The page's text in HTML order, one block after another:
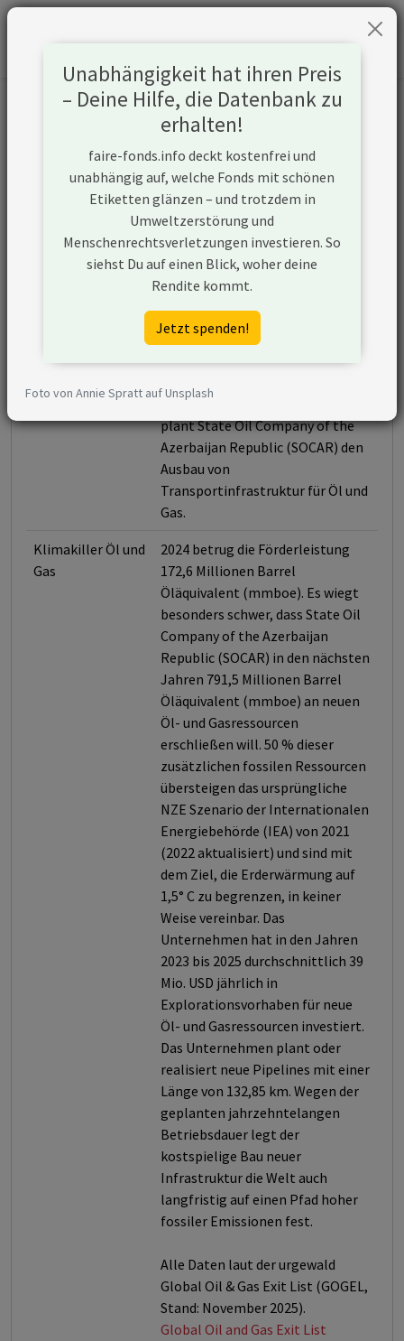
Informationen zum Unternehmen
State Oil Company of the
Azerbaijan Republic (SOCAR)
https://socar.az
Konflikte
Kurzbeschreibung
State Oil Company of the
Azerbaijan Republic (SOCAR) ist
ein Unternehmen aus
Gasförderung aktiv ist. Zudem
plant State Oil Company of the
Azerbaijan Republic (SOCAR) den
Ausbau von
Transportinfrastruktur für Öl und
Gas.
Klimakiller Öl und
Gas
2024 betrug die Förderleistung
172,6 Millionen Barrel
Öläquivalent (mmboe). Es wiegt
besonders schwer, dass State Oil
Company of the Azerbaijan
Republic (SOCAR) in den nächsten
Jahren 791,5 Millionen Barrel
Öläquivalent (mmboe) an neuen
Öl- und Gasressourcen
erschließen will. 50 % dieser
zusätzlichen fossilen Ressourcen
übersteigen das ursprüngliche
NZE Szenario der Internationalen
Energiebehörde (IEA) von 2021
(2022 aktualisiert) und sind mit
dem Ziel, die Erderwärmung auf
1,5° C zu begrenzen, in keiner
Weise vereinbar. Das
Unternehmen hat in den Jahren
2023 bis 2025 durchschnittlich 39
Mio. USD jährlich in
Explorationsvorhaben für neue
Öl- und Gasressourcen investiert.
Das Unternehmen plant oder
realisiert neue Pipelines mit einer
Länge von 132,85 km. Wegen der
geplanten jahrzehntelangen
Betriebsdauer legt der
kostspielige Bau neuer
Infrastruktur die Welt auch
langfristig auf einen Pfad hoher
fossiler Emissionen fest.
Alle Daten laut der urgewald
Global Oil & Gas Exit List (GOGEL,
Stand: November 2025).
Global Oil and Gas Exit List
Unabhängigkeit hat ihren Preis
– Deine Hilfe, die Datenbank zu
erhalten!
faire-fonds.info deckt kostenfrei und
unabhängig auf, welche Fonds mit schönen
Etiketten glänzen – und trotzdem in
Umweltzerstörung und
Menschenrechtsverletzungen investieren. So
siehst Du auf einen Blick, woher deine
Rendite kommt.
Jetzt spenden!
Foto von Annie Spratt auf Unsplash